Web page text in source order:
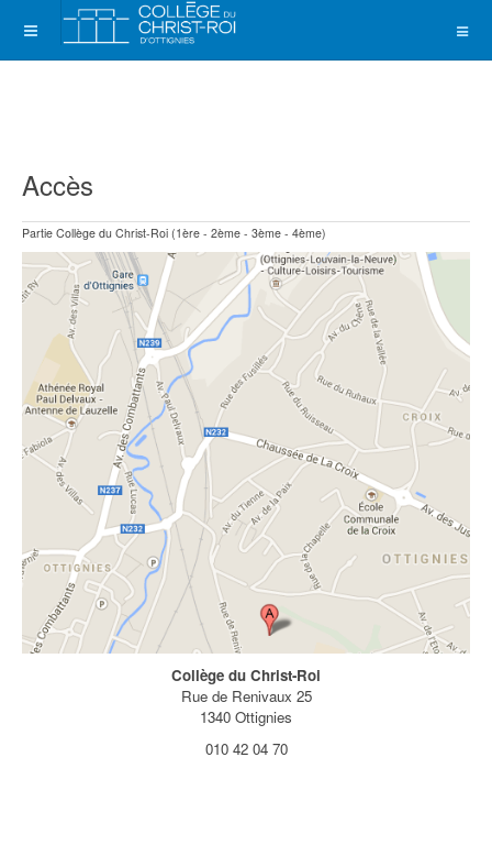
Accès
Partie Collège du Christ-Roi (1ère - 2ème - 3ème - 4ème)
Collège du Christ-Roi
Rue de Renivaux 25
1340 Ottignies
010 42 04 70